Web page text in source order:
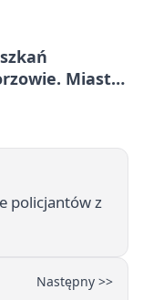
Miasto
policjantów z
Następny >>